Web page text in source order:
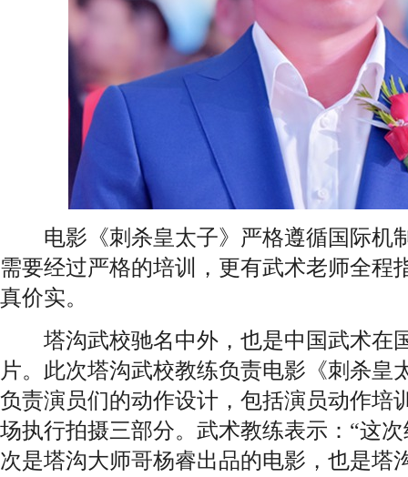
电影《刺杀皇太子》严格遵循国际机
需要经过严格的培训，更有武术老师全程
真价实。
塔沟武校驰名中外，也是中国武术在
片。此次塔沟武校教练负责电影《刺杀皇
负责演员们的动作设计，包括演员动作培
场执行拍摄三部分。武术教练表示：“这
次是塔沟大师哥杨睿出品的电影，也是塔